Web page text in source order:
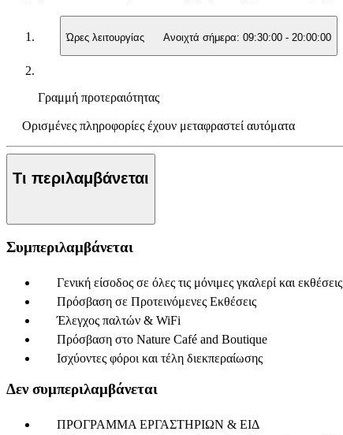
Ώρες λειτουργίας Ανοιχτά σήμερα: 09:30:00 - 20:00:00
Γραμμή προτεραιότητας
Ορισμένες πληροφορίες έχουν μεταφραστεί αυτόματα
Τι περιλαμβάνεται
Συμπεριλαμβάνεται
Γενική είσοδος σε όλες τις μόνιμες γκαλερί και εκθέσεις
Πρόσβαση σε Προτεινόμενες Εκθέσεις
Έλεγχος παλτών & WiFi
Πρόσβαση στο Nature Café and Boutique
Ισχύοντες φόροι και τέλη διεκπεραίωσης
Δεν συμπεριλαμβάνεται
ΠΡΟΓΡΑΜΜΑ ΕΡΓΑΣΤΗΡΙΩΝ & ΕΙΔ